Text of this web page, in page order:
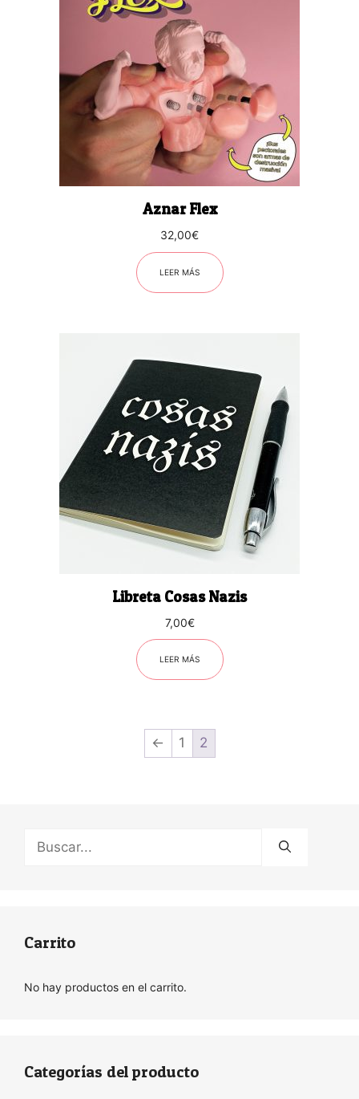
Aznar Flex
32,00€
LEER MÁS
Libreta Cosas Nazis
7,00€
LEER MÁS
← 1 2
Carrito
No hay productos en el carrito.
Categorías del producto